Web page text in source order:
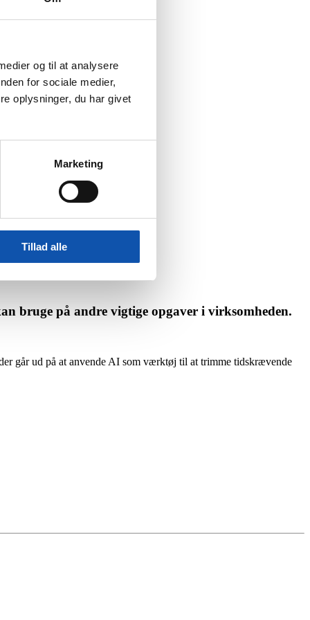
og til at analysere
for sociale medier,
oplysninger, du har givet
Marketing
Tillad alle
bruge på andre vigtige opgaver i virksomheden.
går ud på at anvende AI som værktøj til at trimme tidskrævende